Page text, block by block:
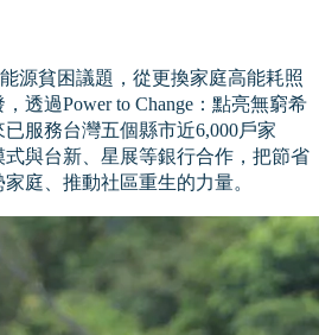
源貧困議題，從更換家庭高能耗照
透過Power to Change：點亮無窮希
服務台灣五個縣市近6,000戶家
與台新、星展等銀行合作，把節省
庭、推動社區重生的力量。